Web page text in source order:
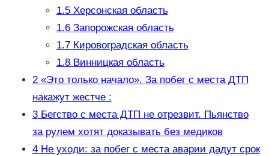
1.5Херсонская область
1.6Запорожская область
1.7Кировоградская область
1.8Винницкая область
2«Это только начало». За побег с места ДТП
накажут жестче :
3Бегство с места ДТП не отрезвит. Пьянство
за рулем хотят доказывать без медиков
4Не уходи: за побег с места аварии дадут срок